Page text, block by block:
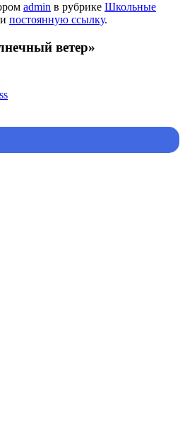
admin в рубрике Школьные
постоянную ссылку.
ветер»